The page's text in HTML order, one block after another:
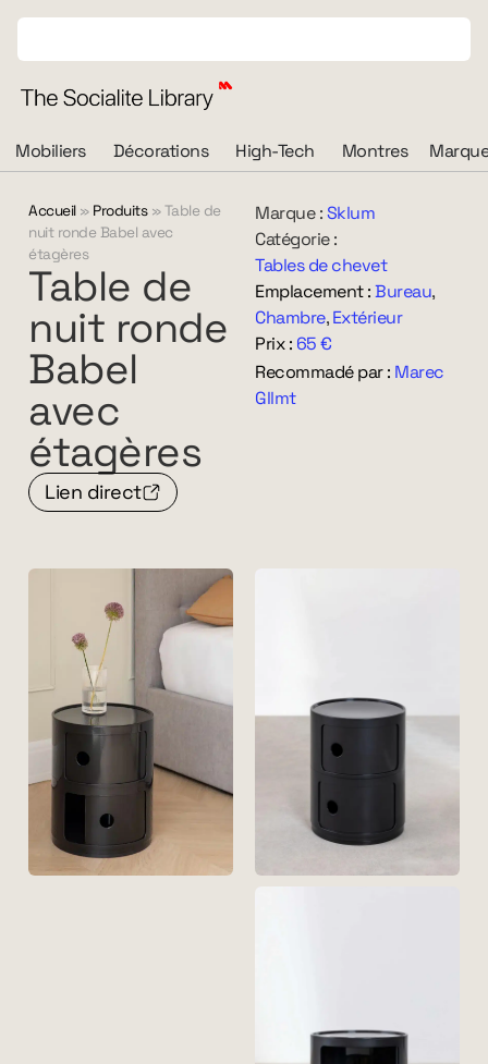
Mobiliers Décorations High-Tech Montres
Accueil» Produits»Table de
nuit ronde Babel avec
étagères
Table de
nuit ronde
Babel
avec
étagères
Lien direct
Marque :Sklum
Catégorie :
Tables de chevet
Emplacement :Bureau,
Chambre, Extérieur
Prix : 65 €
Recommadé par : Marec
Gllmt